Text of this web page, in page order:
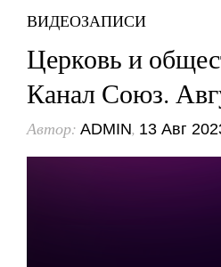
ВИДЕОЗАПИСИ
Церковь и
Канал Союз.
Автор: ADMIN, 13 Авг